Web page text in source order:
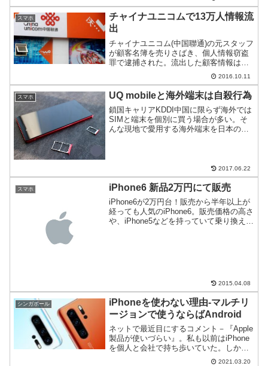
実力を確かめた。
スマホ
チャイナユニコムで13万人情報流
出
チャイナユニコム(中国聯通)の元スタッフ
が顧客名簿を売りさばき、個人情報窃盗
罪で逮捕された。流出した顧客情報は約
2016.10.11
スマホ UQ mobileと海外端末は自殺行為
鎖国キャリアKDDI中国に限らず海外では
SIMと端末を個別に買う場合が多い。そ
んな現地で愛用する海外端末を日本のど
2017.06.22
スマホ iPhone6 新品2万円にて販売
iPhone6が2万円台！販売から半年以上が
経っても人気のiPhone6。販売価格の高さ
や、iPhone5などを持っていて乗り換えを
2015.04.08
シンガポール
iPhoneを使わない理由-マルチリ
ージョンで使うならばAndroid
ネットで最近目にするコメント－『Apple
製品が使いづらい』。私も以前はiPhone
を個人と会社で持ち歩いていた。しか
し、ここ2～3年はHuawei一体だけにして
2021.03.20